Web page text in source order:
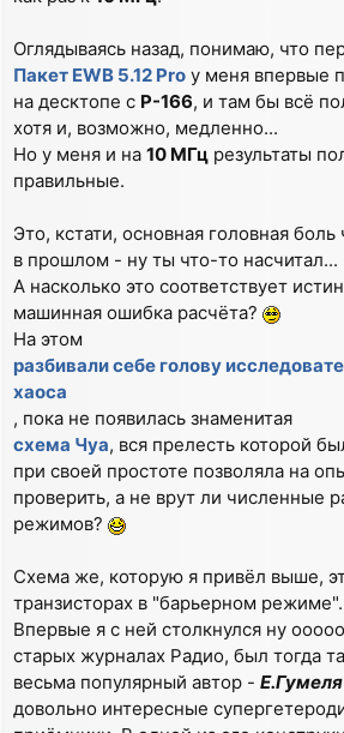
Оглядываясь назад, понимаю, что
Пакет EWB 5.12 Pro у меня впервые
на десктопе с P-166, и там бы всё
хотя и, возможно, медленно...
Но у меня и на 10 МГц результаты
правильные.
Это, кстати, основная головная
в прошлом - ну ты что-то насчитал...
А насколько это соответствует
машинная ошибка расчёта?
На этом
разбивали себе голову
хаоса
, пока не появилась знаменитая
схема Чуа, вся прелесть которой
при своей простоте позволяла на
проверить, а не врут ли численные
режимов?
Схема же, которую я привёл выше,
транзисторах в "барьерном режиме".
Впервые я с ней столкнулся ну
старых журналах Радио, был тогда
весьма популярный автор - Е.Гумеля
довольно интересные